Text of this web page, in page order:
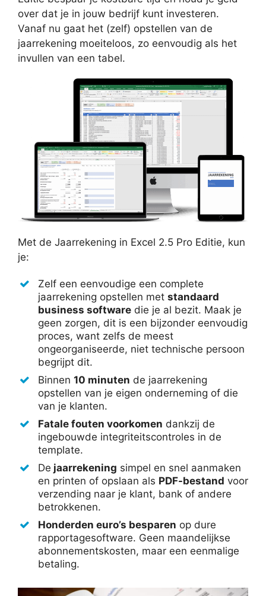
over dat je in jouw bedrijf kunt investeren.
Vanaf nu gaat het (zelf) opstellen van de
jaarrekening moeiteloos, zo eenvoudig als het
invullen van een tabel.
Met de Jaarrekening in Excel 2.5 Pro Editie, kun
je:
Zelf een eenvoudige een complete
jaarrekening opstellen met standaard
business software die je al bezit. Maak je
geen zorgen, dit is een bijzonder eenvoudig
proces, want zelfs de meest
ongeorganiseerde, niet technische persoon
begrijpt dit.
Binnen 10 minuten de jaarrekening
opstellen van je eigen onderneming of die
van je klanten.
Fatale fouten voorkomen dankzij de
ingebouwde integriteitscontroles in de
template.
De jaarrekening simpel en snel aanmaken
en printen of opslaan als PDF-bestand voor
verzending naar je klant, bank of andere
betrokkenen.
Honderden euro’s besparen op dure
rapportagesoftware. Geen maandelijkse
abonnementskosten, maar een eenmalige
betaling.